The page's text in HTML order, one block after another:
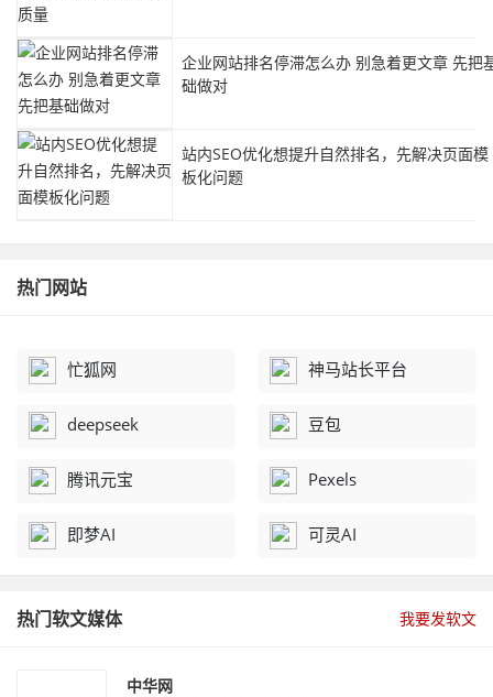
企业网站排名停滞怎么办 别急着更文章 先把
础做对
站内SEO优化想提升自然排名，先解决页面模
板化问题
热门网站
忙狐网 神马站长平台
deepseek 豆包
腾讯元宝 Pexels
即梦AI 可灵AI
热门软文媒体 我要发软文
中华网